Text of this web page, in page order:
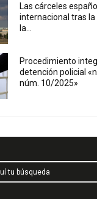
Las cárceles
internacional tras la
la...
Procedimiento
detención policial
núm. 10/2025»
tu búsqueda